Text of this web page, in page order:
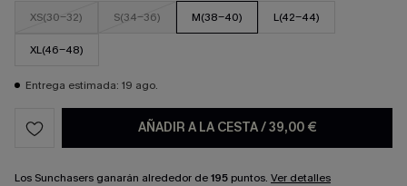
XS(30-32) S(34-36) M(38-40) L(42-44)
XL(46-48)
Entrega estimada: 19 ago.
AÑADIR A LA CESTA/39,00 €
Los Sunchasers ganarán alrededor de195 puntos. Ver detalles